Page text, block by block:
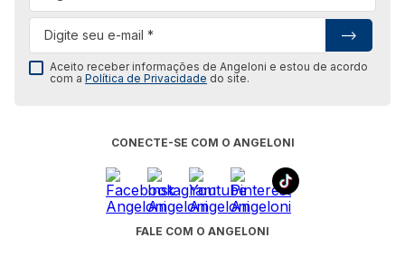
Aceito receber informações de Angeloni e estou de acordo
com aPolítica de Privacidade do site.
CONECTE-SE COM O ANGELONI
FALE COM O ANGELONI